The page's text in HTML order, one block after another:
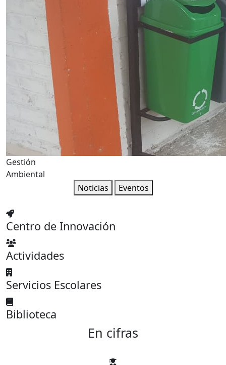
Gestión
Ambiental
Noticias
Eventos
Centro de Innovación
Actividades
Servicios Escolares
Biblioteca
En cifras